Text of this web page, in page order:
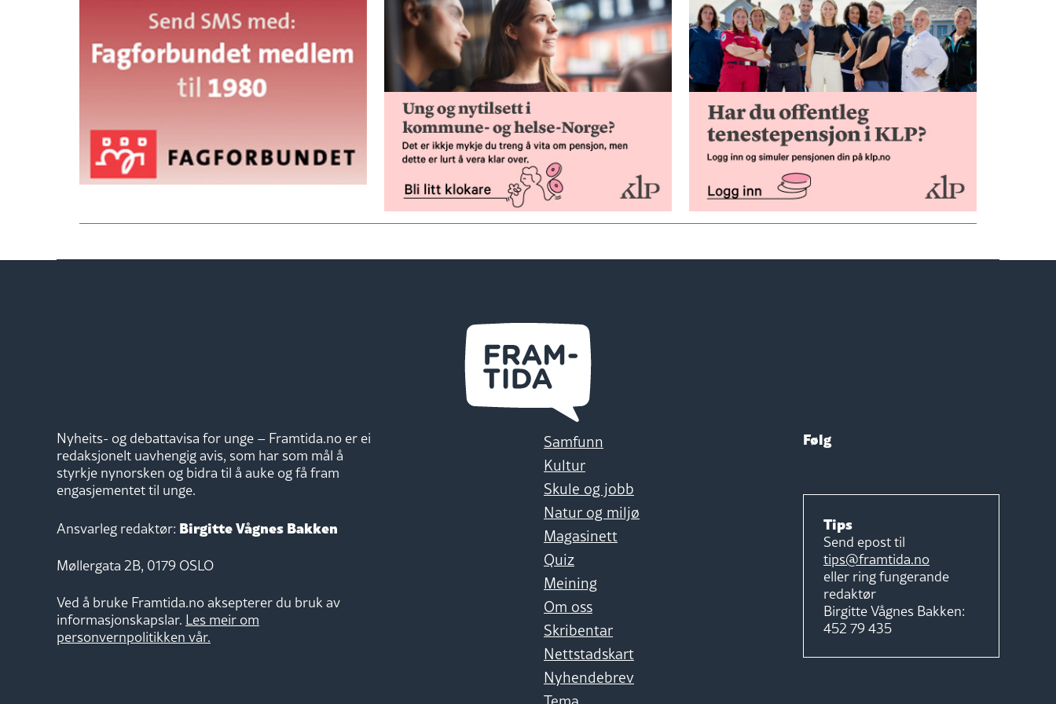
Nyheits- og debattavisa for unge – Framtida.no er ei
redaksjonelt uavhengig avis, som har som mål å
styrkje nynorsken og bidra til å auke og få fram
engasjementet til unge.
Ansvarleg redaktør: Birgitte Vågnes Bakken
Møllergata 2B, 0179 OSLO
Ved å bruke Framtida.no aksepterer du bruk av
informasjonskapslar. Les meir om
personvernpolitikken vår.
Samfunn
Kultur
Skule og jobb
Natur og miljø
Magasinett
Quiz
Meining
Om oss
Skribentar
Nettstadskart
Nyhendebrev
Følg
Tips
Send epost til
tips@framtida.no
eller ring fungerande
redaktør
Birgitte Vågnes Bakken:
452 79 435